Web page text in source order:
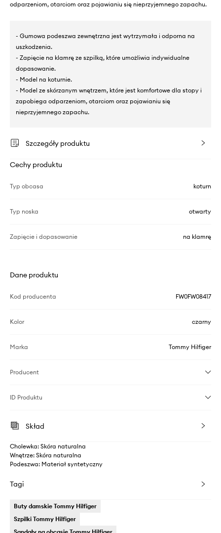
odparzeniom, otarciom oraz pojawianiu się nieprzyjemnego zapachu.
- Gumowa podeszwa zewnętrzna jest wytrzymała i odporna na
uszkodzenia.
- Zapięcie na klamrę ze szpilką, które umożliwia indywidualne
dopasowanie.
- Model na koturnie.
- Model ze skórzanym wnętrzem, które jest komfortowe dla stopy i
zapobiega odparzeniom, otarciom oraz pojawianiu się
nieprzyjemnego zapachu.
Szczegóły produktu
Cechy produktu
Typ obcasa koturn
Typ noska otwarty
Zapięcie i dopasowanie na klamrę
Dane produktu
Kod producenta FW0FW08417
Kolor czarny
Marka Tommy Hilfiger
Producent
ID Produktu
Skład
Cholewka: Skóra naturalna
Wnętrze: Skóra naturalna
Podeszwa: Materiał syntetyczny
Tagi
Buty damskie Tommy Hilfiger
Szpilki Tommy Hilfiger